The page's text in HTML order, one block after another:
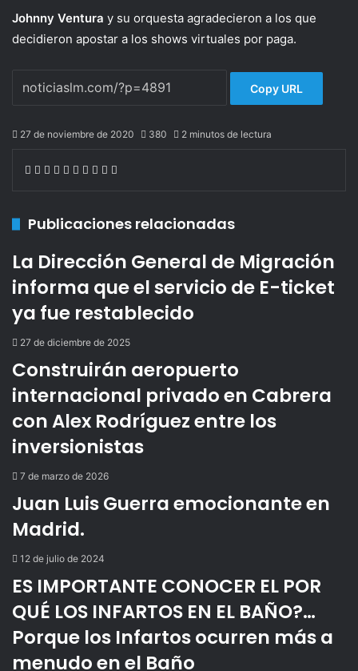
Johnny Ventura y su orquesta agradecieron a los que
decidieron apostar a los shows virtuales por paga.
Copy URL
27 de noviembre de 2020 380 2 minutos de lectura
Facebook
X LinkedIn
Pinterest
Messenger
Messenger
WhatsApp
Telegram
Compartir
electrónico
Publicaciones relacionadas
La Dirección General de Migración
informa que el servicio de E-ticket
ya fue restablecido
27 de diciembre de 2025
Construirán aeropuerto
internacional privado en Cabrera
con Alex Rodríguez entre los
inversionistas
7 de marzo de 2026
Juan Luis Guerra emocionante en
Madrid.
12 de julio de 2024
ES IMPORTANTE CONOCER EL POR
QUÉ LOS INFARTOS EN EL BAÑO?…
Porque los Infartos ocurren más a
menudo en el Baño